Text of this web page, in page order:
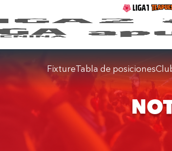
FixtureTabla de posiciones